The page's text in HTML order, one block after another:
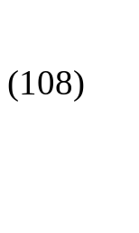
(108)